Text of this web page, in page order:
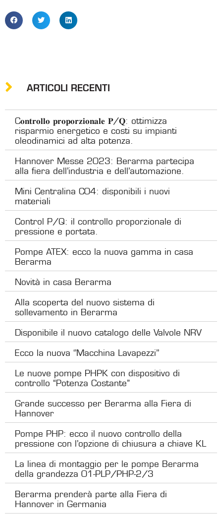
ARTICOLI RECENTI
C𝐨𝐧𝐭𝐫𝐨𝐥𝐥𝐨 𝐩𝐫𝐨𝐩𝐨𝐫𝐳𝐢𝐨𝐧𝐚𝐥𝐞 𝐏/𝐐: ottimizza
risparmio energetico e costi su impianti
oleodinamici ad alta potenza.
Hannover Messe 2023: Berarma partecipa
alla fiera dell’industria e dell’automazione.
Mini Centralina C04: disponibili i nuovi
materiali
Control P/Q: il controllo proporzionale di
pressione e portata.
Pompe ATEX: ecco la nuova gamma in casa
Berarma
Novità in casa Berarma
Alla scoperta del nuovo sistema di
sollevamento in Berarma
Disponibile il nuovo catalogo delle Valvole NRV
Ecco la nuova ‘’Macchina Lavapezzi’’
Le nuove pompe PHPK con dispositivo di
controllo “Potenza Costante”
Grande successo per Berarma alla Fiera di
Hannover
Pompe PHP: ecco il nuovo controllo della
pressione con l’opzione di chiusura a chiave KL
La linea di montaggio per le pompe Berarma
della grandezza 01-PLP/PHP-2/3
Berarma prenderà parte alla Fiera di
Hannover in Germania